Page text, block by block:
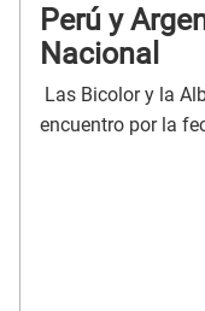
Perú y
Nacional
Las Bicolor y la
encuentro por la